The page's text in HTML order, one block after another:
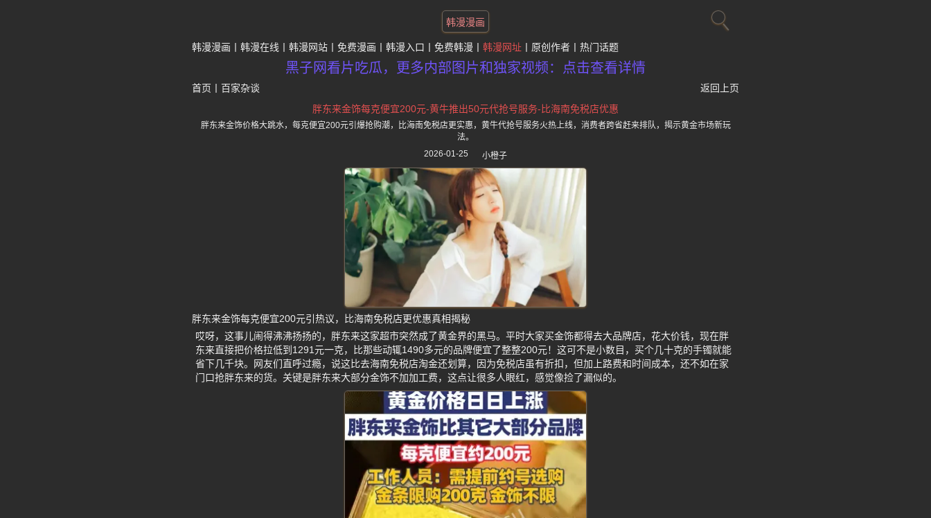
韩漫漫画
韩漫漫画 韩漫在线 韩漫网站 免费漫画 韩漫入口 免费韩漫 韩漫网址 原创作者 热门话题
黑子网看片吃瓜，更多内部图片和独家视频：点击查看详情
首页 百家杂谈
返回上页
胖东来金饰每克便宜200元-黄牛推出50元代抢号服务-比海南免税店优惠
胖东来金饰价格大跳水，每克便宜200元引爆抢购潮，比海南免税店更实惠，黄牛代抢号服务火热上线，消费者跨省赶来排队，揭示黄金市场新玩
法。
2026-01-25
小橙子
胖东来金饰每克便宜200元引热议，比海南免税店更优惠真相揭秘
哎呀，这事儿闹得沸沸扬扬的，胖东来这家超市突然成了黄金界的黑马。平时大家买金饰都得去大品牌店，花大价钱，现在胖
东来直接把价格拉低到1291元一克，比那些动辄1490多元的品牌便宜了整整200元！这可不是小数目，买个几十克的手镯就能
省下几千块。网友们直呼过瘾，说这比去海南免税店淘金还划算，因为免税店虽有折扣，但加上路费和时间成本，还不如在家
门口抢胖东来的货。关键是胖东来大部分金饰不加加工费，这点让很多人眼红，感觉像捡了漏似的。